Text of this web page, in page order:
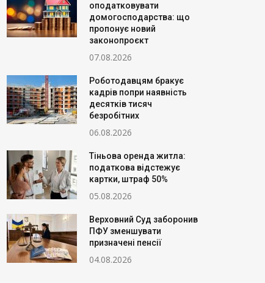
оподатковувати
домогосподарства: що
пропонує новий
законопроєкт
07.08.2026
Роботодавцям бракує
кадрів попри наявність
десятків тисяч
безробітних
06.08.2026
Тіньова оренда житла:
податкова відстежує
картки, штраф 50%
05.08.2026
Верховний Суд заборонив
ПФУ зменшувати
призначені пенсії
04.08.2026